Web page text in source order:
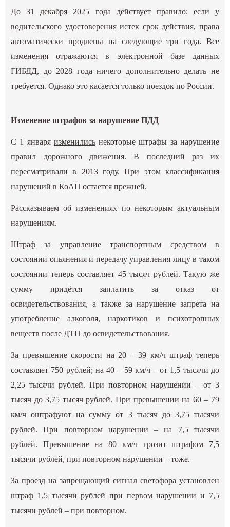
До 31 декабря 2025 года действует правило: если у
водительского удостоверения истек срок действия, права
автоматически продленына следующие три года. Все
изменения отражаются в электронной базе данных
ГИБДД, до 2028 года ничего дополнительно делать не
требуется. Однако это касается только поездок по России.
Изменение штрафов за нарушение ПДД
С 1 января изменилисьнекоторые штрафы за нарушение
правил дорожного движения. В последний раз их
пересматривали в 2013 году. При этом классификация
нарушений в КоАП остается прежней.
Рассказываем об изменениях по некоторым актуальным
нарушениям.
Штраф за управление транспортным средством в
состоянии опьянения и передачу управления лицу в таком
состоянии теперь составляет 45 тысяч рублей. Такую же
сумму придётся заплатить за отказ от
освидетельствования, а также за нарушение запрета на
употребление алкоголя, наркотиков и психотропных
веществ после ДТП до освидетельствования.
За превышение скорости на 20 – 39 км/ч штраф теперь
составляет 750 рублей; на 40 – 59 км/ч – от 1,5 тысячи до
2,25 тысячи рублей. При повторном нарушении – от 3
тысяч до 3,75 тысяч рублей. При превышении на 60 – 79
км/ч оштрафуют на сумму от 3 тысяч до 3,75 тысячи
рублей. При повторном нарушении – на 7,5 тысячи
рублей. Превышение на 80 км/ч грозит штрафом 7,5
тысячи рублей, при повторном нарушении – тоже.
За проезд на запрещающий сигнал светофора установлен
штраф 1,5 тысячи рублей при первом нарушении и 7,5
тысячи рублей – при повторном.